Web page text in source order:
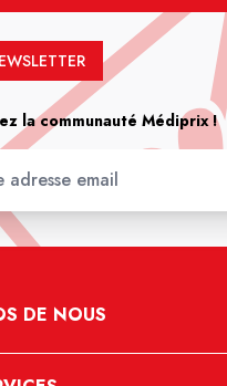
la communauté Médiprix !
DE NOUS